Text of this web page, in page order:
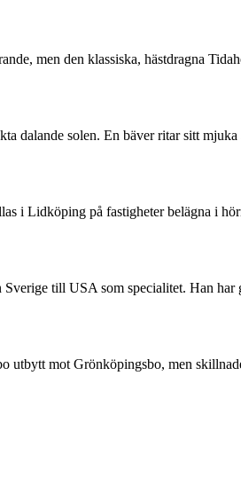
men den klassiska, hästdragna
dalande solen. En bäver ritar sitt mjuka
i Lidköping på fastigheter belägna i
till USA som specialitet. Han har
mot Grönköpingsbo, men